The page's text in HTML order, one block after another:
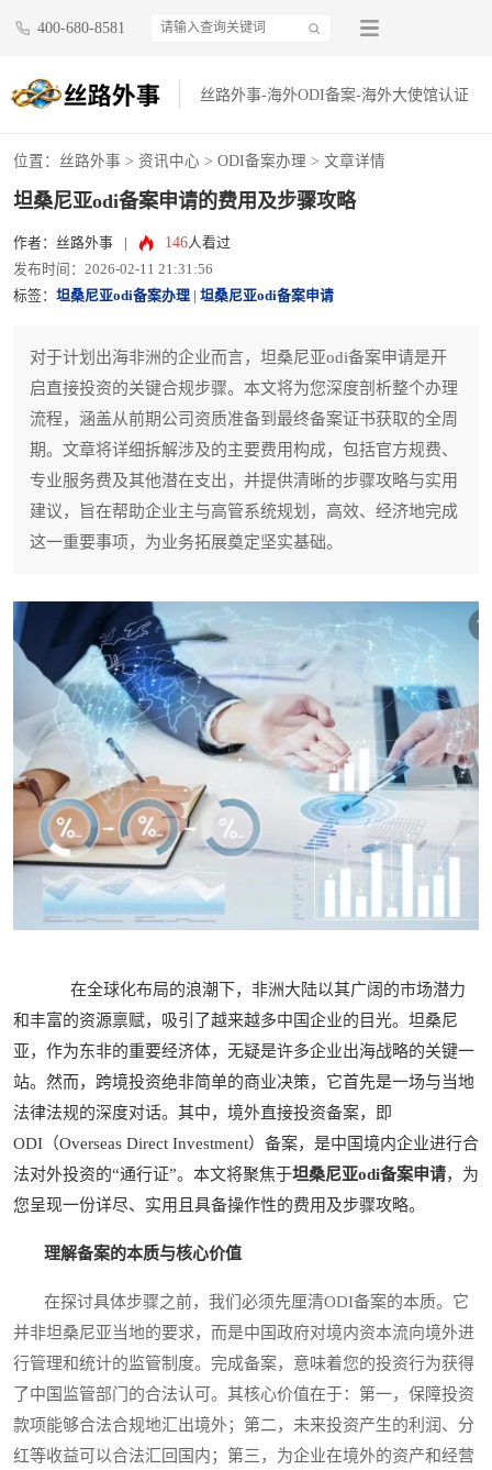
400-680-8581
丝路外事-海外ODI备案-海外大使馆认证
位置： 丝路外事 > 资讯中心 > ODI备案办理 > 文章详情
坦桑尼亚odi备案申请的费用及步骤攻略
作者：丝路外事 146人看过
发布时间：2026-02-11 21:31:56
标签： 坦桑尼亚odi备案办理 坦桑尼亚odi备案申请
对于计划出海非洲的企业而言，坦桑尼亚odi备案申请是开
启直接投资的关键合规步骤。本文将为您深度剖析整个办理
流程，涵盖从前期公司资质准备到最终备案证书获取的全周
期。文章将详细拆解涉及的主要费用构成，包括官方规费、
专业服务费及其他潜在支出，并提供清晰的步骤攻略与实用
建议，旨在帮助企业主与高管系统规划，高效、经济地完成
这一重要事项，为业务拓展奠定坚实基础。
在全球化布局的浪潮下，非洲大陆以其广阔的市场潜力
和丰富的资源禀赋，吸引了越来越多中国企业的目光。坦桑尼
亚，作为东非的重要经济体，无疑是许多企业出海战略的关键一
站。然而，跨境投资绝非简单的商业决策，它首先是一场与当地
法律法规的深度对话。其中，境外直接投资备案，即
ODI（Overseas Direct Investment）备案，是中国境内企业进行合
法对外投资的“通行证”。本文将聚焦于坦桑尼亚odi备案申请，为
您呈现一份详尽、实用且具备操作性的费用及步骤攻略。
理解备案的本质与核心价值
在探讨具体步骤之前，我们必须先厘清ODI备案的本质。它
并非坦桑尼亚当地的要求，而是中国政府对境内资本流向境外进
行管理和统计的监管制度。完成备案，意味着您的投资行为获得
了中国监管部门的合法认可。其核心价值在于：第一，保障投资
款项能够合法合规地汇出境外；第二，未来投资产生的利润、分
红等收益可以合法汇回国内；第三，为企业在境外的资产和经营